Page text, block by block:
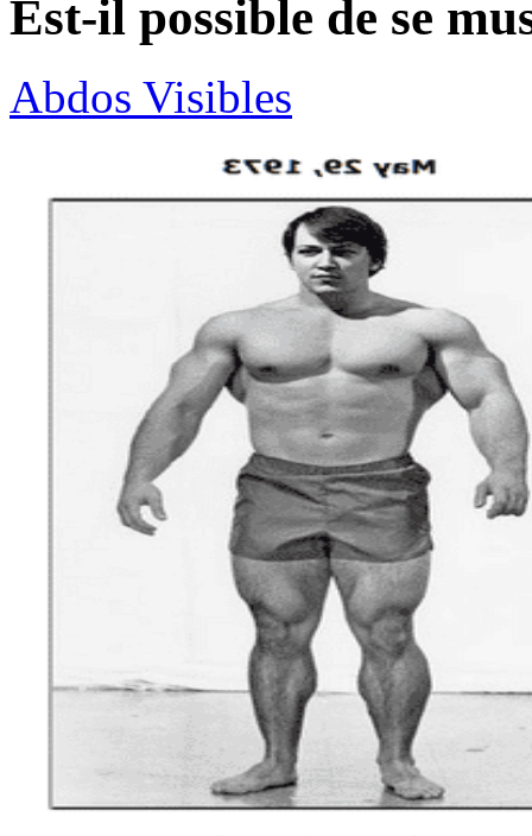
Est-il possible de se
Abdos Visibles